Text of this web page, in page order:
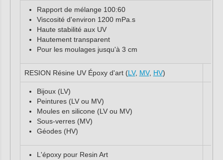
Rapport de mélange 100:60
Viscosité d'environ 1200 mPa.s
Haute stabilité aux UV
Hautement transparent
Pour les moulages jusqu'à 3 cm
RESION Résine UV Époxy d'art (LV, MV, HV)
Bijoux (LV)
Peintures (LV ou MV)
Moules en silicone (LV ou MV)
Sous-verres (MV)
Géodes (HV)
L'époxy pour Resin Art